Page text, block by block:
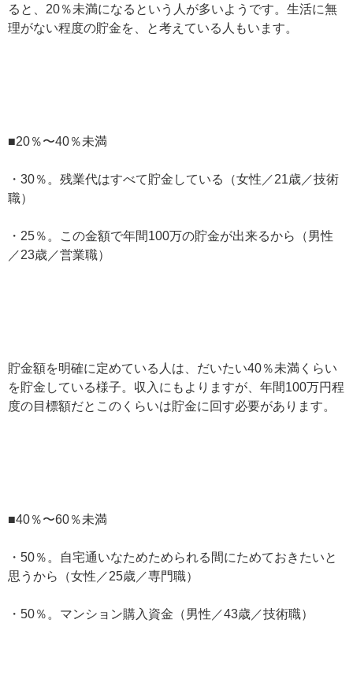
ると、20％未満になるという人が多いようです。生活に無
理がない程度の貯金を、と考えている人もいます。
■20％〜40％未満
・30％。残業代はすべて貯金している（女性／21歳／技術
職）
・25％。この金額で年間100万の貯金が出来るから（男性
／23歳／営業職）
貯金額を明確に定めている人は、だいたい40％未満くらい
を貯金している様子。収入にもよりますが、年間100万円程
度の目標額だとこのくらいは貯金に回す必要があります。
■40％〜60％未満
・50％。自宅通いなためためられる間にためておきたいと
思うから（女性／25歳／専門職）
・50％。マンション購入資金（男性／43歳／技術職）